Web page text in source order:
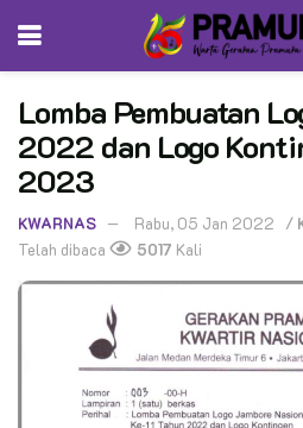
Lomba Pembuatan
2022 dan Logo
2023
KWARNAS Rabu, 05 Jan 2022 /
Telah dibaca
5017 Kali